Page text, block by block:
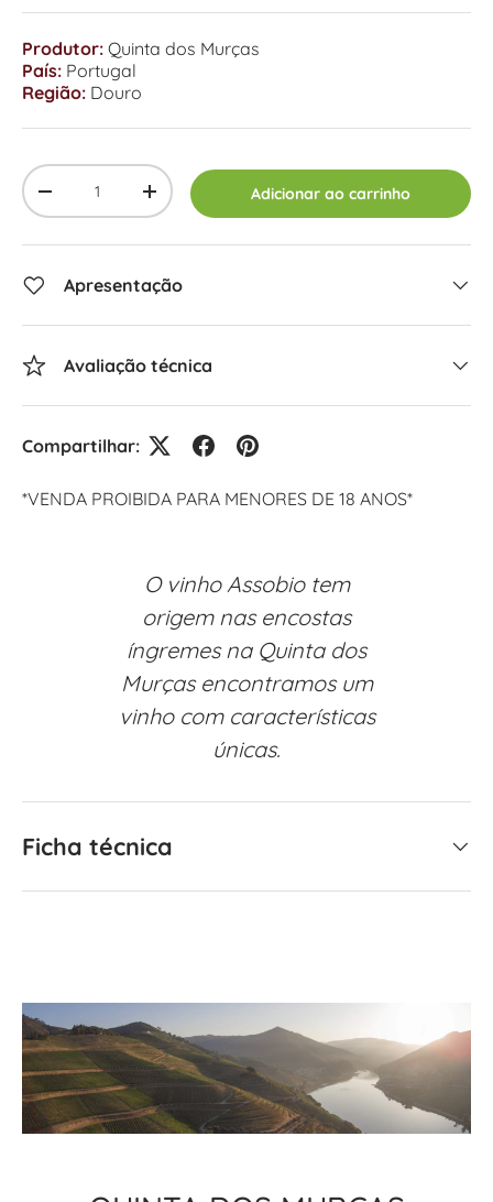
Produtor: Quinta dos Murças
País: Portugal
Região: Douro
Qty
-
+ Adicionar ao carrinho
Apresentação
Avaliação técnica
Compartilhar:
*VENDA PROIBIDA PARA MENORES DE 18 ANOS*
O vinho Assobio tem
origem nas encostas
íngremes na Quinta dos
Murças encontramos um
vinho com características
únicas.
Ficha técnica